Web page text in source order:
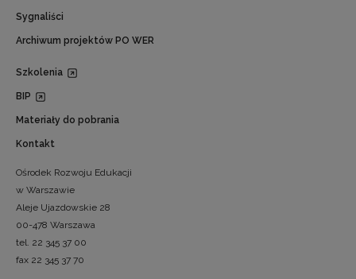
Sygnaliści
Archiwum projektów PO WER
Szkolenia
BIP
Materiały do pobrania
Kontakt
Ośrodek Rozwoju Edukacji
w Warszawie
Aleje Ujazdowskie 28
00-478 Warszawa
tel. 22 345 37 00
fax 22 345 37 70